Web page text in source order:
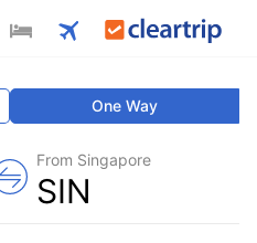
One Way
From Singapore
SIN